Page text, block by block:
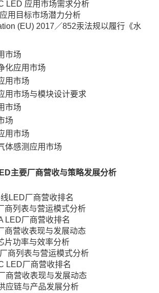
LED 应用市场需求分析
用目标市场潜力分析
(EU) 2017／852汞法规以履行《水
市场
化应用市场
用市场
用市场与模块设计要求
市场
场
用市场
体感测应用市场
主要厂商营收与策略发展分析
LED厂商营收排名
商列表与营运模式分析
LED厂商营收排名
商营收表现与发展动态
片功率与效率分析
商列表与营运模式分析
LED厂商营收排名
商营收表现与发展动态
应链与产品发展分析